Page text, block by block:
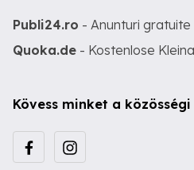
Publi24.ro - Anunturi gratuite
Quoka.de - Kostenlose
Kövess minket a